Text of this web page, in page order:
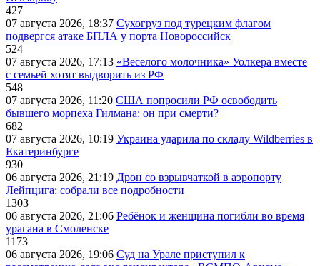
427
07 августа 2026, 18:37 Сухогруз под турецким флагом
подвергся атаке БПЛА у порта Новороссийск
524
07 августа 2026, 17:13 «Веселого молочника» Уолкера вместе
с семьей хотят выдворить из РФ
548
07 августа 2026, 11:20 США попросили РФ освободить
бывшего морпеха Гилмана: он при смерти?
682
07 августа 2026, 10:19 Украина ударила по складу Wildberries в
Екатеринбурге
930
06 августа 2026, 21:19 Дрон со взрывчаткой в аэропорту
Лейпцига: собрали все подробности
1303
06 августа 2026, 21:06 Ребёнок и женщина погибли во время
урагана в Смоленске
1173
06 августа 2026, 19:06 Суд на Урале приступил к